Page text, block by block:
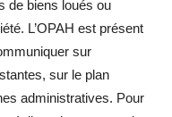
de biens loués ou
L’OPAH est présent
sur
sur le plan
administratives. Pour